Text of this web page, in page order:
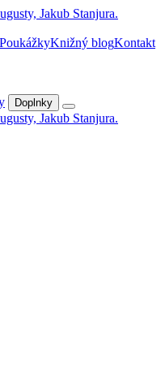
PoukážkyKnižný blogKontakt
Doplnky